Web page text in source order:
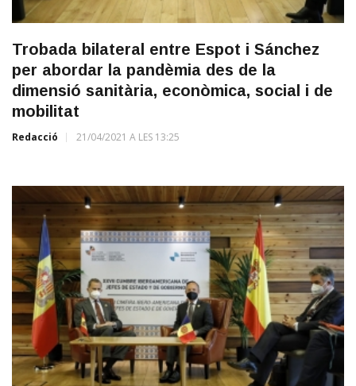
Trobada bilateral entre Espot i Sánchez
per abordar la pandèmia des de la
dimensió sanitària, econòmica, social i de
mobilitat
Redacció 21/04/2021 A LES 13:25